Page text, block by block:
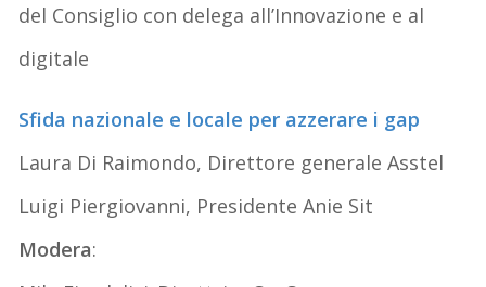
del Consiglio con delega all’Innovazione e al
digitale
Sfida nazionale e locale per azzerare i gap
Laura Di Raimondo, Direttore generale Asstel
Luigi Piergiovanni, Presidente Anie Sit
Modera: